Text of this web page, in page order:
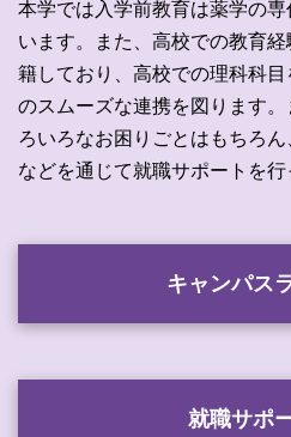
本学では入学前教育は薬学の
います。また、高校での教育
籍しており、高校での理科科
のスムーズな連携を図ります
ろいろなお困りごとはもちろ
などを通じて就職サポートを行
キャンパス
就職サポ